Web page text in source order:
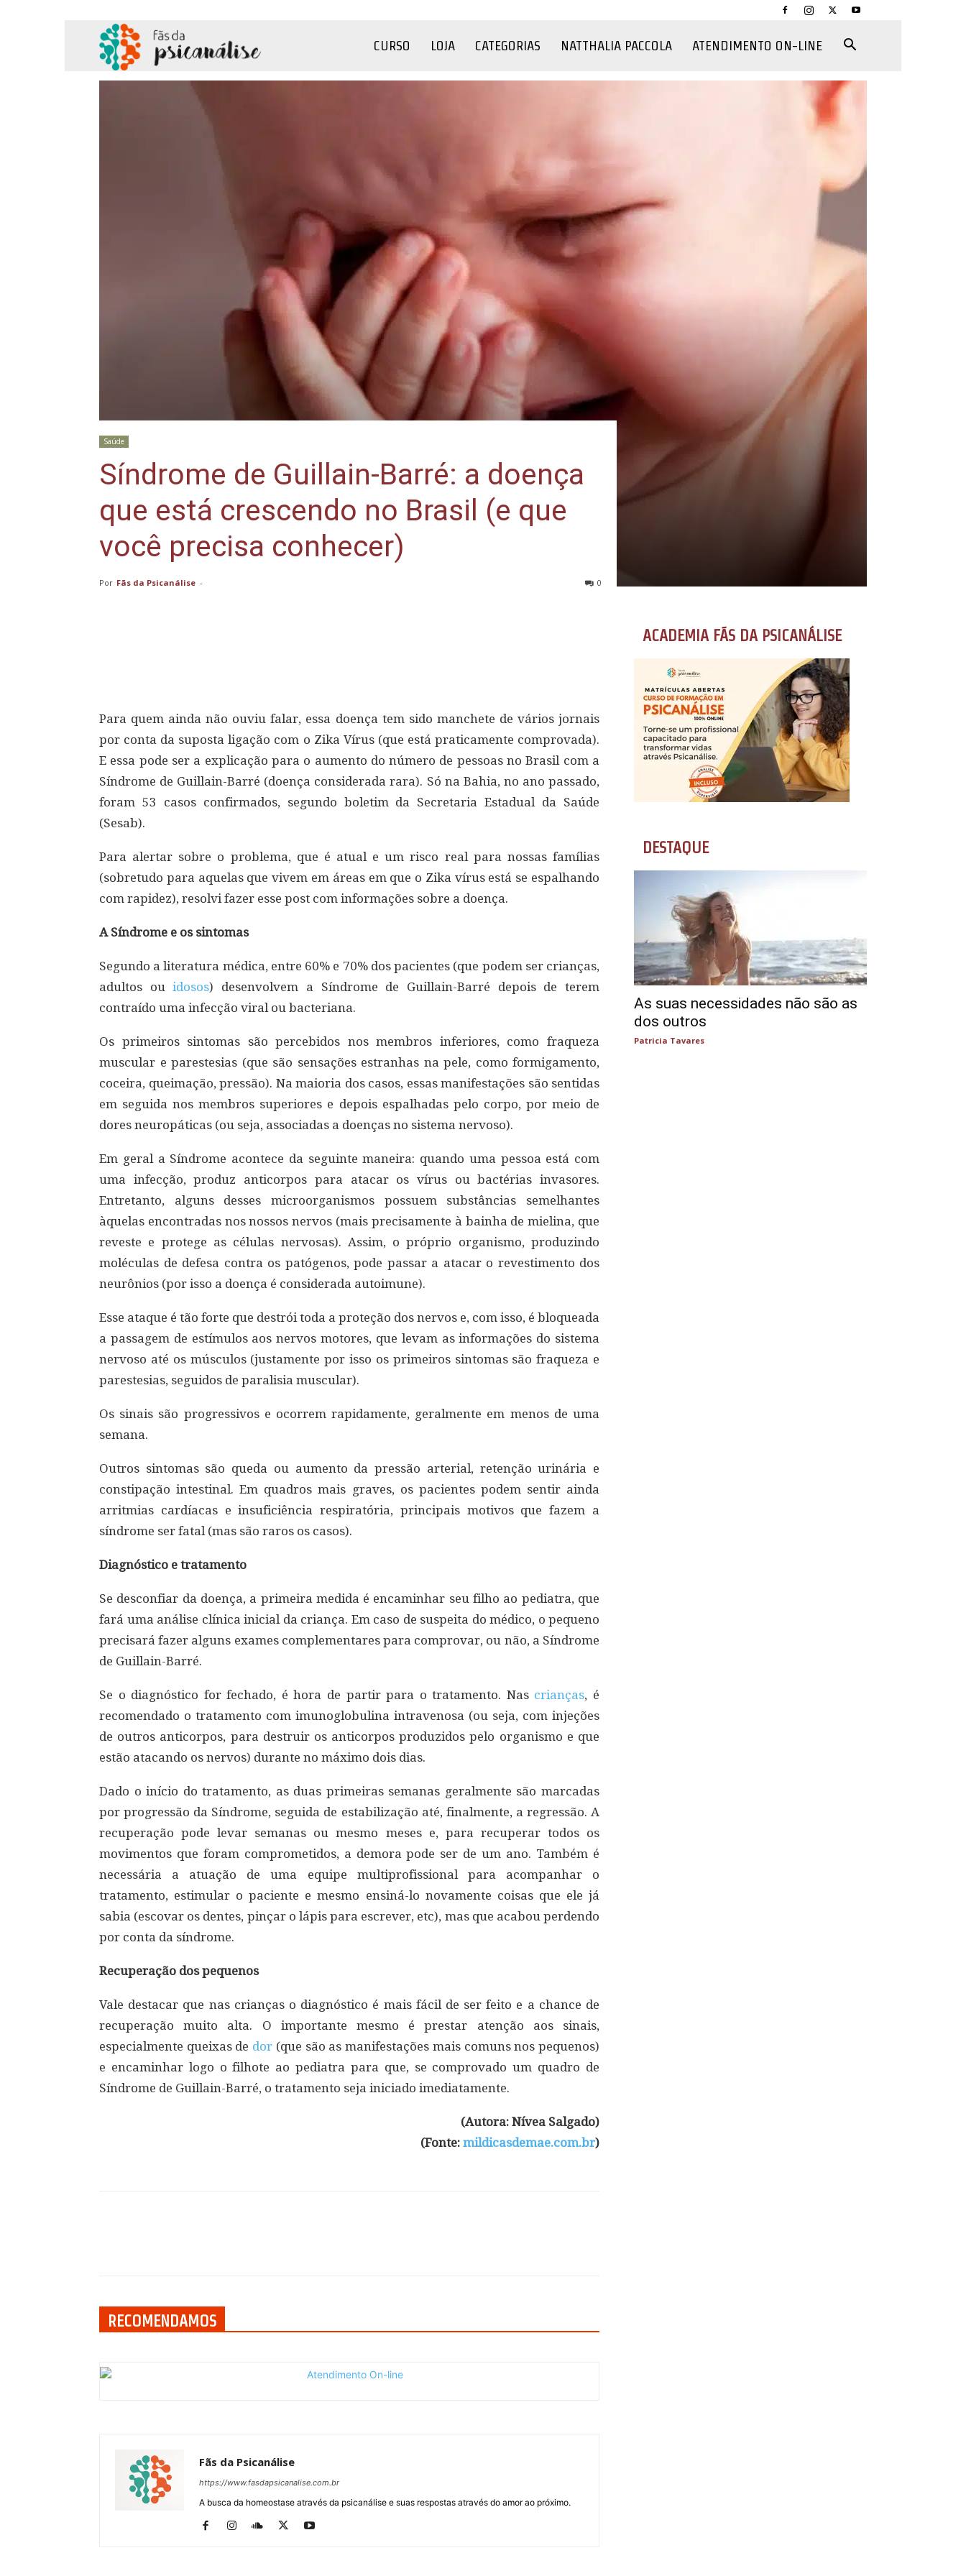
CURSO LOJA CATEGORIAS NATTHALIA PACCOLA ATENDIMENTO ON-LINE
Saúde
Síndrome de Guillain-Barré: a doença
que está crescendo no Brasil (e que
você precisa conhecer)
Por Fãs da Psicanálise - 0
Para quem ainda não ouviu falar, essa doença tem sido manchete de vários jornais
por conta da suposta ligação com o Zika Vírus (que está praticamente comprovada).
E essa pode ser a explicação para o aumento do número de pessoas no Brasil com a
Síndrome de Guillain-Barré (doença considerada rara). Só na Bahia, no ano passado,
foram 53 casos confirmados, segundo boletim da Secretaria Estadual da Saúde
(Sesab).
Para alertar sobre o problema, que é atual e um risco real para nossas famílias
(sobretudo para aquelas que vivem em áreas em que o Zika vírus está se espalhando
com rapidez), resolvi fazer esse post com informações sobre a doença.
A Síndrome e os sintomas
Segundo a literatura médica, entre 60% e 70% dos pacientes (que podem ser crianças,
adultos ouidosos) desenvolvem a Síndrome de Guillain-Barré depois de terem
contraído uma infecção viral ou bacteriana.
Os primeiros sintomas são percebidos nos membros inferiores, como fraqueza
muscular e parestesias (que são sensações estranhas na pele, como formigamento,
coceira, queimação, pressão). Na maioria dos casos, essas manifestações são sentidas
em seguida nos membros superiores e depois espalhadas pelo corpo, por meio de
dores neuropáticas (ou seja, associadas a doenças no sistema nervoso).
Em geral a Síndrome acontece da seguinte maneira: quando uma pessoa está com
uma infecção, produz anticorpos para atacar os vírus ou bactérias invasores.
Entretanto, alguns desses microorganismos possuem substâncias semelhantes
àquelas encontradas nos nossos nervos (mais precisamente à bainha de mielina, que
reveste e protege as células nervosas). Assim, o próprio organismo, produzindo
moléculas de defesa contra os patógenos, pode passar a atacar o revestimento dos
neurônios (por isso a doença é considerada autoimune).
Esse ataque é tão forte que destrói toda a proteção dos nervos e, com isso, é bloqueada
a passagem de estímulos aos nervos motores, que levam as informações do sistema
nervoso até os músculos (justamente por isso os primeiros sintomas são fraqueza e
parestesias, seguidos de paralisia muscular).
Os sinais são progressivos e ocorrem rapidamente, geralmente em menos de uma
semana.
Outros sintomas são queda ou aumento da pressão arterial, retenção urinária e
constipação intestinal. Em quadros mais graves, os pacientes podem sentir ainda
arritmias cardíacas e insuficiência respiratória, principais motivos que fazem a
síndrome ser fatal (mas são raros os casos).
Diagnóstico e tratamento
Se desconfiar da doença, a primeira medida é encaminhar seu filho ao pediatra, que
fará uma análise clínica inicial da criança. Em caso de suspeita do médico, o pequeno
precisará fazer alguns exames complementares para comprovar, ou não, a Síndrome
de Guillain-Barré.
Se o diagnóstico for fechado, é hora de partir para o tratamento. Nas crianças, é
recomendado o tratamento com imunoglobulina intravenosa (ou seja, com injeções
de outros anticorpos, para destruir os anticorpos produzidos pelo organismo e que
estão atacando os nervos) durante no máximo dois dias.
Dado o início do tratamento, as duas primeiras semanas geralmente são marcadas
por progressão da Síndrome, seguida de estabilização até, finalmente, a regressão. A
recuperação pode levar semanas ou mesmo meses e, para recuperar todos os
movimentos que foram comprometidos, a demora pode ser de um ano. Também é
necessária a atuação de uma equipe multiprofissional para acompanhar o
tratamento, estimular o paciente e mesmo ensiná-lo novamente coisas que ele já
sabia (escovar os dentes, pinçar o lápis para escrever, etc), mas que acabou perdendo
por conta da síndrome.
Recuperação dos pequenos
Vale destacar que nas crianças o diagnóstico é mais fácil de ser feito e a chance de
recuperação muito alta. O importante mesmo é prestar atenção aos sinais,
especialmente queixas de dor (que são as manifestações mais comuns nos pequenos)
e encaminhar logo o filhote ao pediatra para que, se comprovado um quadro de
Síndrome de Guillain-Barré, o tratamento seja iniciado imediatamente.
(Autora: Nívea Salgado)
(Fonte: mildicasdemae.com.br)
RECOMENDAMOS
Fãs da Psicanálise
https://www.fasdapsicanalise.com.br
A busca da homeostase através da psicanálise e suas respostas através do amor ao próximo.
ACADEMIA FÃS DA PSICANÁLISE
DESTAQUE
As suas necessidades não são as
dos outros
Patricia Tavares